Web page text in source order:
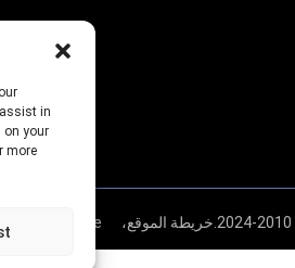
خريطة الموقع، Resource
in
on your
more